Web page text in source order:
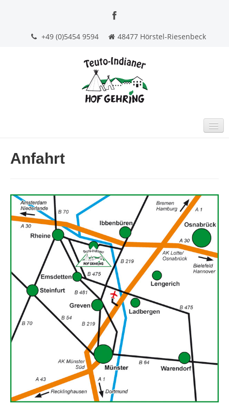
+49 (0)5454 9594 48477 Hörstel-Riesenbeck
STARTSEITE
BEERDIGUNGSKAFFEE
KONTAKT
Anfahrt